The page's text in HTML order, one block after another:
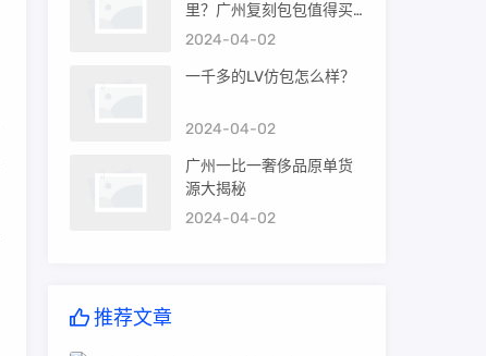
里？广州复刻包包值得买
吗？
2024-04-02
一千多的LV仿包怎么样？
2024-04-02
广州一比一奢侈品原单货
源大揭秘
2024-04-02
推荐文章